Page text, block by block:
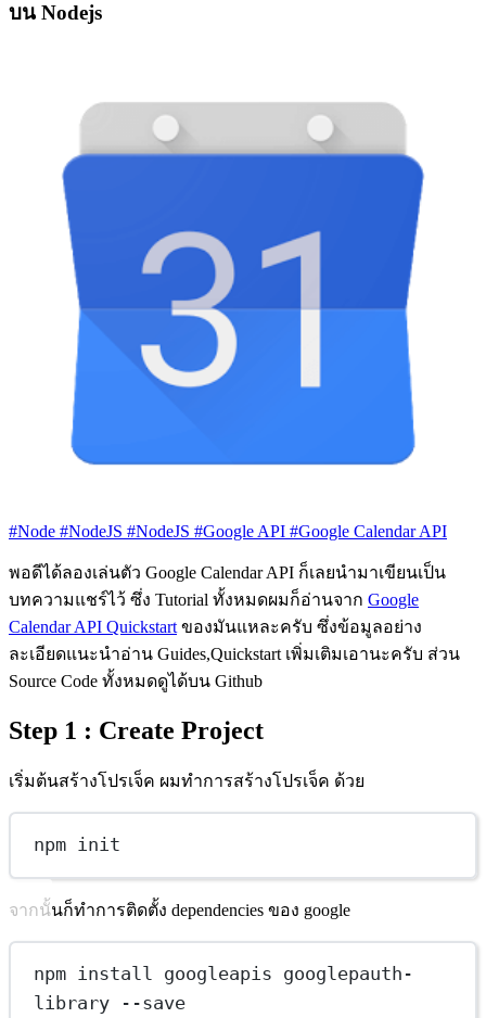
บน Nodejs
#Node #NodeJS #NodeJS #Google API #Google Calendar API
พอดีได้ลองเล่นตัว Google Calendar API ก็เลยนำมาเขียนเป็น
บทความแชร์ไว้ ซึ่ง Tutorial ทั้งหมดผมก็อ่านจาก Google
Calendar API Quickstart ของมันแหละครับ ซึ่งข้อมูลอย่าง
ละเอียดแนะนำอ่าน Guides,Quickstart เพิ่มเติมเอานะครับ ส่วน
Source Code ทั้งหมดดูได้บน Github
Step 1 : Create Project
เริ่มต้นสร้างโปรเจ็ค ผมทำการสร้างโปรเจ็ค ด้วย
npm init
จากนั้นก็ทำการติดตั้ง dependencies ของ google
npm install googleapis googlepauth-
library --save